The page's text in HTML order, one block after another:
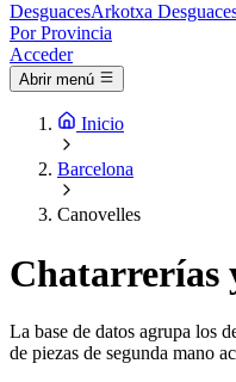
DesguacesArkotxa
Por Provincia
Acceder
Abrir menú
Inicio
Barcelona
Canovelles
Chatarrerías
La base de datos agrupa los
de piezas de segunda mano